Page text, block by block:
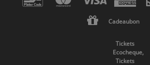
Cadeaubon
Tickets
Ecocheque,
Tickets